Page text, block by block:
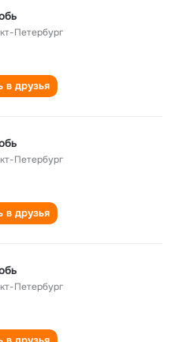
Петербург
в друзья
Петербург
в друзья
Петербург